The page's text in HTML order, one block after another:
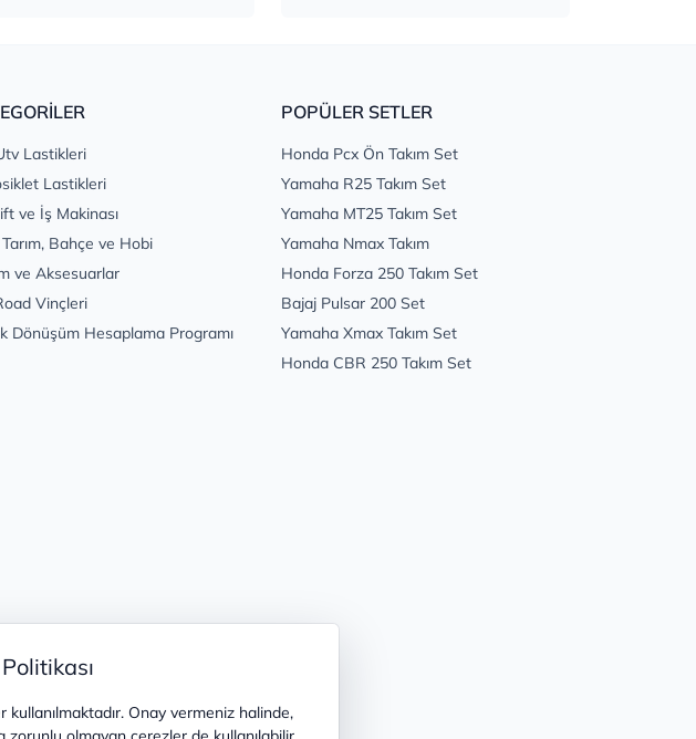
Onay vermeniz halinde,
Lastikleri
Lastikleri
ve İş Makinası
Bahçe ve Hobi
ve Aksesuarlar
Vinçleri
Dönüşüm Hesaplama Programı
POPÜLER SETLER
Honda Pcx Ön Takım Set
Yamaha R25 Takım Set
Yamaha MT25 Takım Set
Yamaha Nmax Takım
Honda Forza 250 Takım Set
Bajaj Pulsar 200 Set
Yamaha Xmax Takım Set
Honda CBR 250 Takım Set